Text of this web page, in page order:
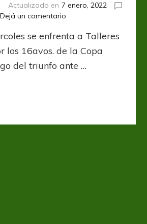
Actualizado en 7 enero, 2022
Dejá un comentario
en
Talleres
se enfrenta a Talleres
los 16avos. de la Copa
del triunfo ante …